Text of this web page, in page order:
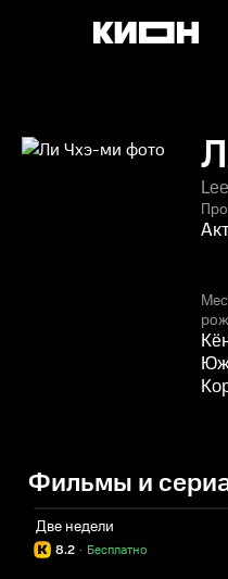
Фильмы и
Две недели
8.2 Бесплатно
·